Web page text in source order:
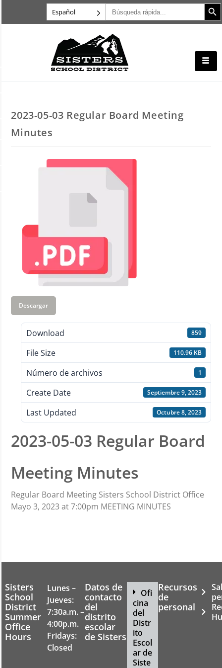
Español Buscar: Botón
2023-05-03 Regular Board Meeting
Minutes
Descargar
Download 859
File Size 110.96 KB
Número de archivos 1
Create Date Septiembre 9, 2023
Last Updated Octubre 8, 2023
2023-05-03 Regular Board
Meeting Minutes
Regular Board Meeting Sisters School District Office
Mayo 3, 2023 at 7:00pm MEETING MINUTES
Sisters
School
District
Summer
Office
Hours
Lunes –
Jueves:
7:30a.m. –
4:00p.m.
Fridays:
Closed
Datos de
contacto
del
distrito
escolar
de Sisters
Ofi
cina
del
Distr
ito
Escol
ar de
Siste
Recursos
de
personal